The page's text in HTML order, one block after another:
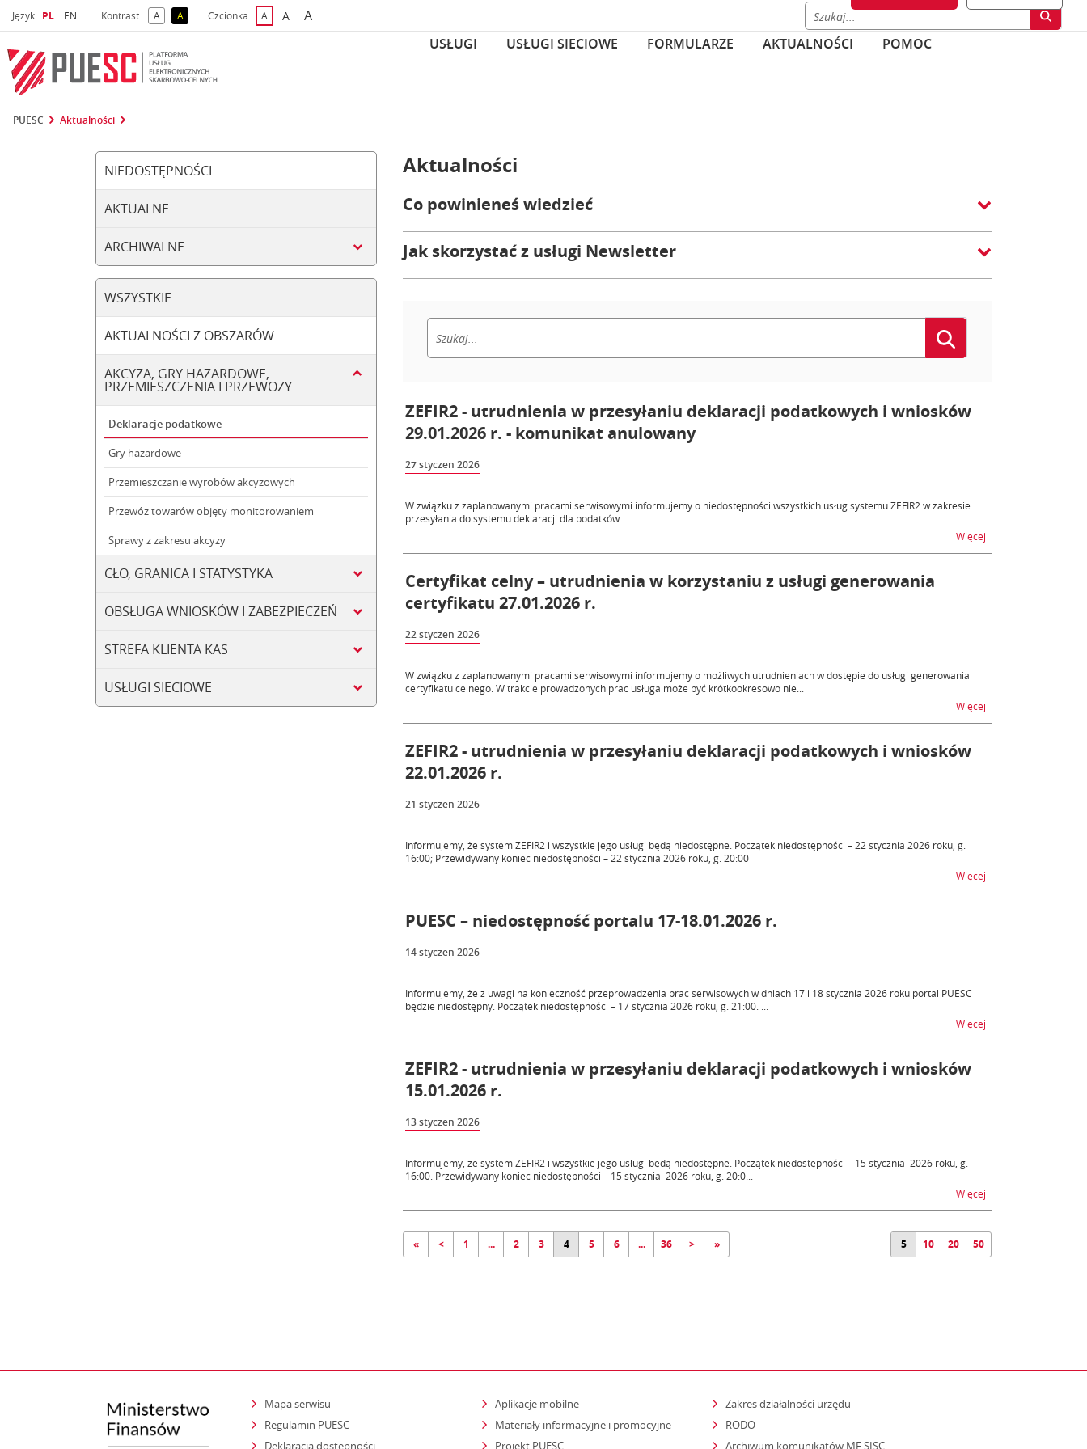
Język: Wybrany język
PL Wybierz język
EN Kontrast: Akontrast domyślny
Akontrast żółty tekst na czarnym tle
Czcionka: Adomyślna czcionka
Awiększa czcionka
Anajwiększa czcionka
USŁUGI
USŁUGI SIECIOWE FORMULARZE AKTUALNOŚCI POMOC
PUESC Aktualności
NIEDOSTĘPNOŚCI
AKTUALNE
ARCHIWALNE
WSZYSTKIE
AKTUALNOŚCI Z OBSZARÓW
AKCYZA, GRY HAZARDOWE,
PRZEMIESZCZENIA I PRZEWOZY
Deklaracje podatkowe
Gry hazardowe
Przemieszczanie wyrobów akcyzowych
Przewóz towarów objęty monitorowaniem
Sprawy z zakresu akcyzy
CŁO, GRANICA I STATYSTYKA
OBSŁUGA WNIOSKÓW I ZABEZPIECZEŃ
STREFA KLIENTA KAS
USŁUGI SIECIOWE
Aktualności
Co powinieneś wiedzieć
Jak skorzystać z usługi Newsletter
ZEFIR2 - utrudnienia w przesyłaniu deklaracji podatkowych i wniosków
29.01.2026 r. - komunikat anulowany
27 styczen 2026
W związku z zaplanowanymi pracami serwisowymi informujemy o niedostępności wszystkich usług systemu ZEFIR2 w zakresie
przesyłania do systemu deklaracji dla podatków...
Więcej
Certyfikat celny – utrudnienia w korzystaniu z usługi generowania
certyfikatu 27.01.2026 r.
22 styczen 2026
W związku z zaplanowanymi pracami serwisowymi informujemy o możliwych utrudnieniach w dostępie do usługi generowania
certyfikatu celnego. W trakcie prowadzonych prac usługa może być krótkookresowo nie...
Więcej
ZEFIR2 - utrudnienia w przesyłaniu deklaracji podatkowych i wniosków
22.01.2026 r.
21 styczen 2026
Informujemy, że system ZEFIR2 i wszystkie jego usługi będą niedostępne. Początek niedostępności – 22 stycznia 2026 roku, g.
16:00; Przewidywany koniec niedostępności – 22 stycznia 2026 roku, g. 20:00
Więcej
PUESC – niedostępność portalu 17-18.01.2026 r.
14 styczen 2026
Informujemy, że z uwagi na konieczność przeprowadzenia prac serwisowych w dniach 17 i 18 stycznia 2026 roku portal PUESC
będzie niedostępny. Początek niedostępności – 17 stycznia 2026 roku, g. 21:00. ...
Więcej
ZEFIR2 - utrudnienia w przesyłaniu deklaracji podatkowych i wniosków
15.01.2026 r.
13 styczen 2026
Informujemy, że system ZEFIR2 i wszystkie jego usługi będą niedostępne. Początek niedostępności – 15 stycznia 2026 roku, g.
16:00. Przewidywany koniec niedostępności – 15 stycznia 2026 roku, g. 20:0...
Więcej
« < 1 ... 2 3 4 5 6 ... 36 > » 5 10 20 50
Mapa serwisu
Regulamin PUESC
Deklaracja dostępności
Aplikacje mobilne
Materiały informacyjne i promocyjne
Projekt PUESC
Zakres działalności urzędu
RODO
Archiwum komunikatów MF SISC